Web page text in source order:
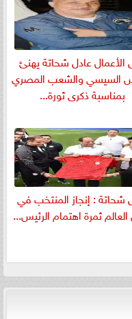
الأعمال عادل شحاتة يهنئ
السيسي والشعب المصري
بمناسبة ذكرى ثورة...
شحاتة : إنجاز المنتخب في
ثمرة اهتمام الرئيس...